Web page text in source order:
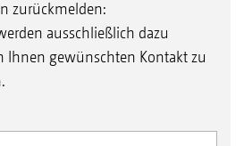
zurückmelden:
ausschließlich dazu
Ihnen gewünschten Kontakt zu